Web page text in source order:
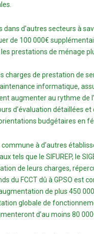
d’autres secteurs à
de 100 000€
prestations de ménage
charges de prestation de
informatique,
augmenter au rythme de
d’évaluation détaillées
budgétaires en
à d’autres
que le SIFUREP, le
de leurs charges,
du FCCT dû à GPSO est
de plus 450
globale de
d’au moins 80